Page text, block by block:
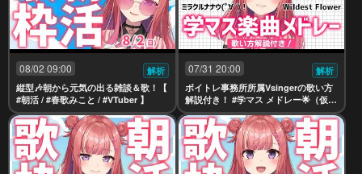
08/02 09:00
解析
縦型🎶朝から元気の出る雑談＆歌！【
#朝活 / #春歌みこと / #VTuber 】
07/31 20:00
解析
ボイトレ事務所所属Vsingerの歌い方
解説付き！ #学マス メドレー🌟（仮装
狂騒曲、Fighting My Way、Luna sa
y maybe等）歌ってみた【春歌みこ
と/VTuber】